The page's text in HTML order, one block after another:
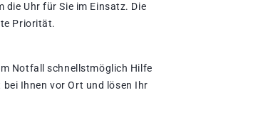
die Uhr für Sie im Einsatz. Die
Priorität.
Notfall schnellstmöglich Hilfe
Ihnen vor Ort und lösen Ihr